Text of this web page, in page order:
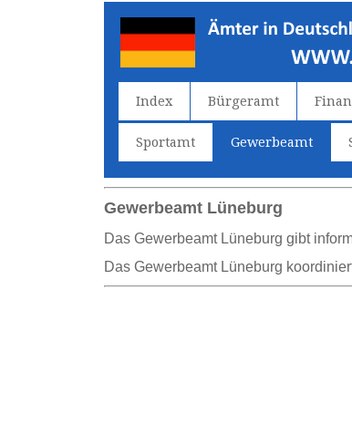
Index Bürgeramt
Sportamt Gewerbeamt
Gewerbeamt Lüneburg
Das Gewerbeamt Lüneburg gibt
Das Gewerbeamt Lüneburg